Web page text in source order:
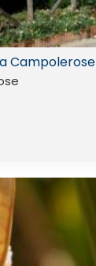
Campolerose